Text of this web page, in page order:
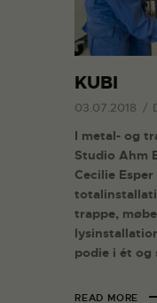
KUBI
03.07.2018
I metal- og
Studio Ahm
Cecilie
trappe,
podie i ét og
READ MORE